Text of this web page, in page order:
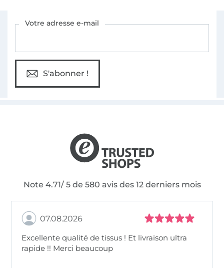
Votre adresse e-mail
S'abonner !
Note 4.71/ 5 de 580 avis des 12 derniers mois
07.08.2026
Excellente qualité de tissus ! Et livraison ultra
rapide !! Merci beaucoup